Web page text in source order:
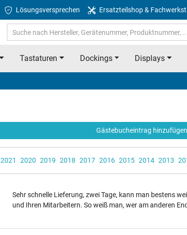
Lösungsversprechen Ersatzteilshop &
Tastaturen Dockings Displays
Gästebucheintrag hinzufügen
2021 2020 2019 2018 2017 2016 2015 2014 2013
Sehr schnelle Lieferung, zwei Tage, kann man bestens
und Ihren Mitarbeitern. So weiß man, wer am anderen